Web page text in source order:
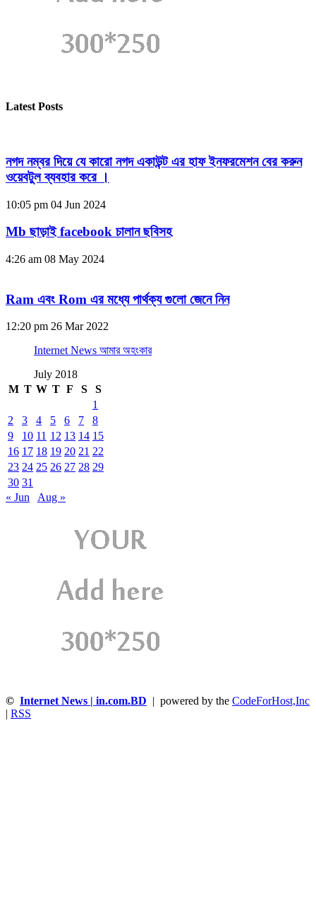
Latest Posts
নগদ নম্বর দিয়ে যে কারো নগদ একাউন্ট এর হাফ ইনফরমেশন বের করুন
ওয়েবটুল ব্যবহার করে ।
10:05 pm 04 Jun 2024
Mb ছাড়াই facebook চালান ছবিসহ
4:26 am 08 May 2024
Ram এবং Rom এর মধ্যে পার্থক্য গুলো জেনে নিন
12:20 pm 26 Mar 2022
Internet News আমার অহংকার
July 2018
M T W T F S
S
1
2
3 4 5 6 7
8
9
10 11 12 13 14 15
16 17 18 19 20 21 22
23 24 25 26 27 28 29
30 31
« Jun
Aug »
© Internet News | in.com.BD | powered by the CodeForHost,Inc
RSS